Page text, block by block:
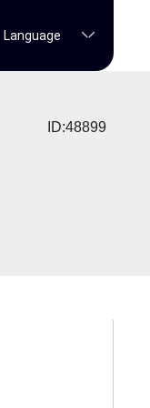
Language
ID:48899